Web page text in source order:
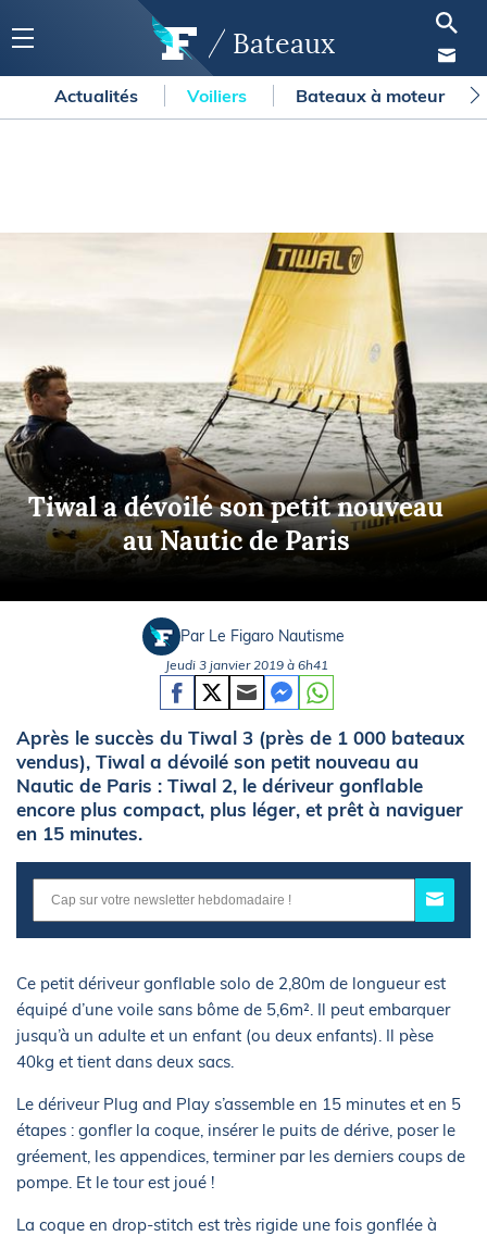
Bateaux
Actualités Voiliers Bateaux à moteur
Tiwal a dévoilé son petit nouveau
au Nautic de Paris
Par Le Figaro Nautisme
Jeudi 3 janvier 2019 à 6h41
Après le succès du Tiwal 3 (près de 1 000 bateaux
vendus), Tiwal a dévoilé son petit nouveau au
Nautic de Paris : Tiwal 2, le dériveur gonflable
encore plus compact, plus léger, et prêt à naviguer
en 15 minutes.
Ce petit dériveur gonflable solo de 2,80m de longueur est
équipé d’une voile sans bôme de 5,6m². Il peut embarquer
jusqu’à un adulte et un enfant (ou deux enfants). Il pèse
40kg et tient dans deux sacs.
Le dériveur Plug and Play s’assemble en 15 minutes et en 5
étapes : gonfler la coque, insérer le puits de dérive, poser le
gréement, les appendices, terminer par les derniers coups de
pompe. Et le tour est joué !
La coque en drop-stitch est très rigide une fois gonflée à